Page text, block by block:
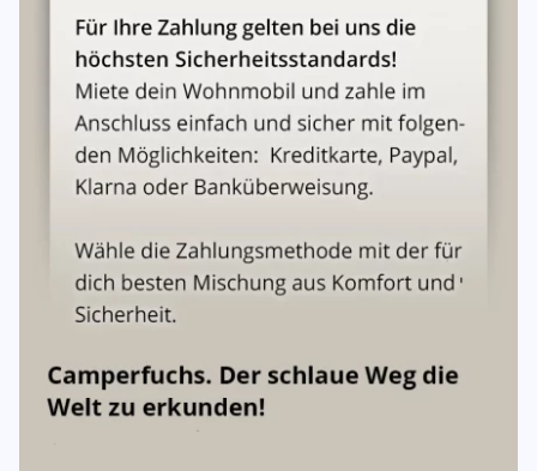
Übernahme und Rückgabe
Das Fahrzeug ist zum vereinbarten Termin in den
Geschäftsräumen des Vermieters zu übernehmen. Wenn
nichts anderes vereinbart wurde, steht das Fahrzeug bei
Wochenmieten Montag bis Freitag zwischen 14 und 18
Uhr zur Abholung bereit und muss bis spätestens 10.00
Uhr wieder zurückgebracht werden. Eine Übergabe und
nicht möglich. Grundsätzlich behalten wir uns vor, anstatt
des gebuchten Modells ein in den wesentlichen
Merkmalen vergleichbares Modell gleicher oder höherer
verspäteter Rückgabe des Fahrzeuges ein Schaden
entstehen (z.B. Schadensersatzansprüche des
nachfolgenden Mieters etc.) so behält sich der Vermieter
vor, diese Schadenersatzansprüche gegen den Mieter